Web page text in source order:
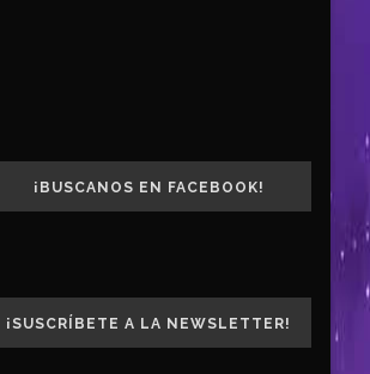
¡BUSCANOS EN FACEBOOK!
¡SUSCRÍBETE A LA NEWSLETTER!